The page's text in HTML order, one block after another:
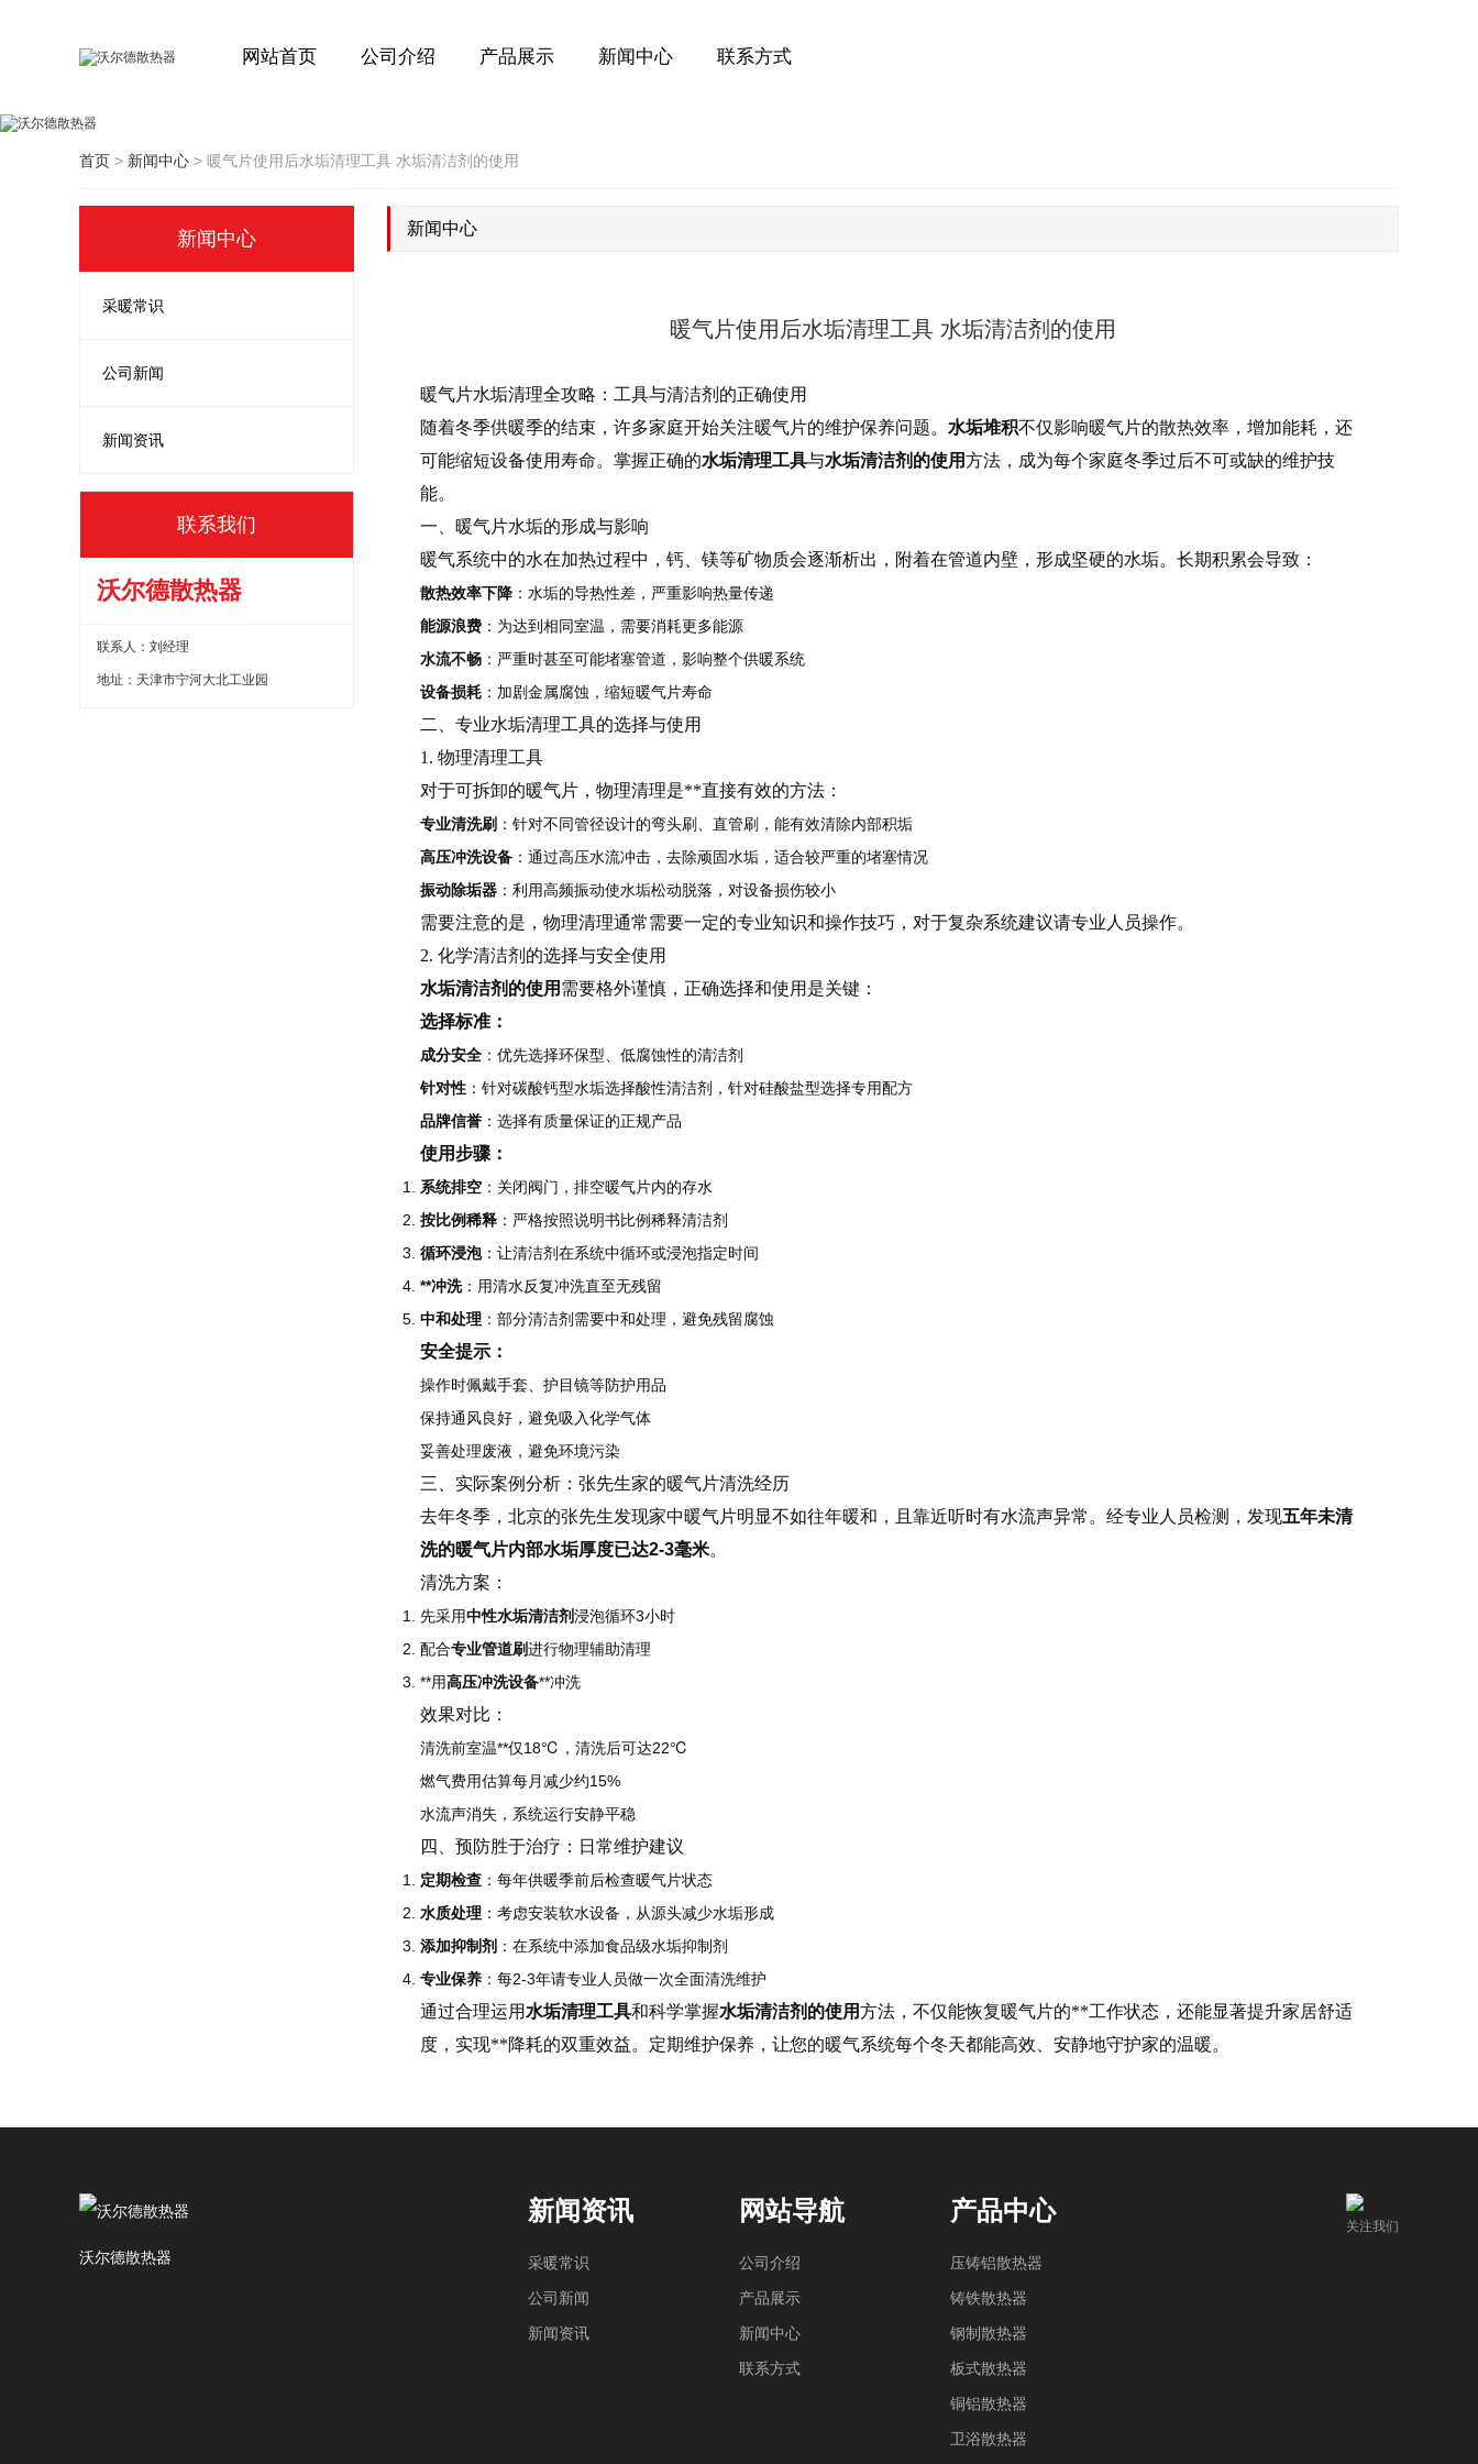
网站首页 公司介绍 产品展示 新闻中心 联系方式
首页 > 新闻中心 > 暖气片使用后水垢清理工具 水垢清洁剂的使用
新闻中心
采暖常识
公司新闻
新闻资讯
联系我们
沃尔德散热器
联系人：刘经理
地址：天津市宁河大北工业园
新闻中心
暖气片使用后水垢清理工具 水垢清洁剂的使用
暖气片水垢清理全攻略：工具与清洁剂的正确使用
随着冬季供暖季的结束，许多家庭开始关注暖气片的维护保养问题。 水垢堆积不仅影响暖气片的散热效率，增加能耗，还
可能缩短设备使用寿命。掌握正确的水垢清理工具与水垢清洁剂的使用方法，成为每个家庭冬季过后不可或缺的维护技
能。
一、暖气片水垢的形成与影响
暖气系统中的水在加热过程中，钙、镁等矿物质会逐渐析出，附着在管道内壁，形成坚硬的水垢。长期积累会导致：
散热效率下降 ：水垢的导热性差，严重影响热量传递
能源浪费 ：为达到相同室温，需要消耗更多能源
水流不畅 ：严重时甚至可能堵塞管道，影响整个供暖系统
设备损耗 ：加剧金属腐蚀，缩短暖气片寿命
二、专业水垢清理工具的选择与使用
1. 物理清理工具
对于可拆卸的暖气片，物理清理是**直接有效的方法：
专业清洗刷 ：针对不同管径设计的弯头刷、直管刷，能有效清除内部积垢
高压冲洗设备 ：通过高压水流冲击，去除顽固水垢，适合较严重的堵塞情况
振动除垢器 ：利用高频振动使水垢松动脱落，对设备损伤较小
需要注意的是，物理清理通常需要一定的专业知识和操作技巧，对于复杂系统建议请专业人员操作。
2. 化学清洁剂的选择与安全使用
水垢清洁剂的使用 需要格外谨慎，正确选择和使用是关键：
选择标准：
成分安全 ：优先选择环保型、低腐蚀性的清洁剂
针对性 ：针对碳酸钙型水垢选择酸性清洁剂，针对硅酸盐型选择专用配方
品牌信誉 ：选择有质量保证的正规产品
使用步骤：
系统排空 ：关闭阀门，排空暖气片内的存水
按比例稀释 ：严格按照说明书比例稀释清洁剂
循环浸泡：让清洁剂在系统中循环或浸泡指定时间
**冲洗：用清水反复冲洗直至无残留
中和处理 ：部分清洁剂需要中和处理，避免残留腐蚀
安全提示：
操作时佩戴手套、护目镜等防护用品
保持通风良好，避免吸入化学气体
妥善处理废液，避免环境污染
三、实际案例分析：张先生家的暖气片清洗经历
去年冬季，北京的张先生发现家中暖气片明显不如往年暖和，且靠近听时有水流声异常。经专业人员检测，发现五年未清
洗的暖气片内部水垢厚度已达2-3毫米。
清洗方案：
先采用中性水垢清洁剂浸泡循环3小时
配合专业管道刷进行物理辅助清理
**用高压冲洗设备**冲洗
效果对比：
清洗前室温**仅18℃，清洗后可达22℃
燃气费用估算每月减少约15%
水流声消失，系统运行安静平稳
四、预防胜于治疗：日常维护建议
定期检查 ：每年供暖季前后检查暖气片状态
水质处理 ：考虑安装软水设备，从源头减少水垢形成
添加抑制剂 ：在系统中添加食品级水垢抑制剂
专业保养 ：每2-3年请专业人员做一次全面清洗维护
通过合理运用 水垢清理工具和科学掌握水垢清洁剂的使用方法，不仅能恢复暖气片的**工作状态，还能显著提升家居舒适
度，实现**降耗的双重效益。定期维护保养，让您的暖气系统每个冬天都能高效、安静地守护家的温暖。
沃尔德散热器
新闻资讯
采暖常识
公司新闻
新闻资讯
网站导航
公司介绍
产品展示
新闻中心
联系方式
产品中心
压铸铝散热器
铸铁散热器
钢制散热器
板式散热器
铜铝散热器
卫浴散热器
关注我们